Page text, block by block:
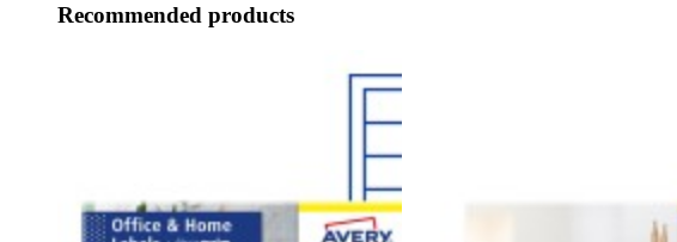
Recommended products